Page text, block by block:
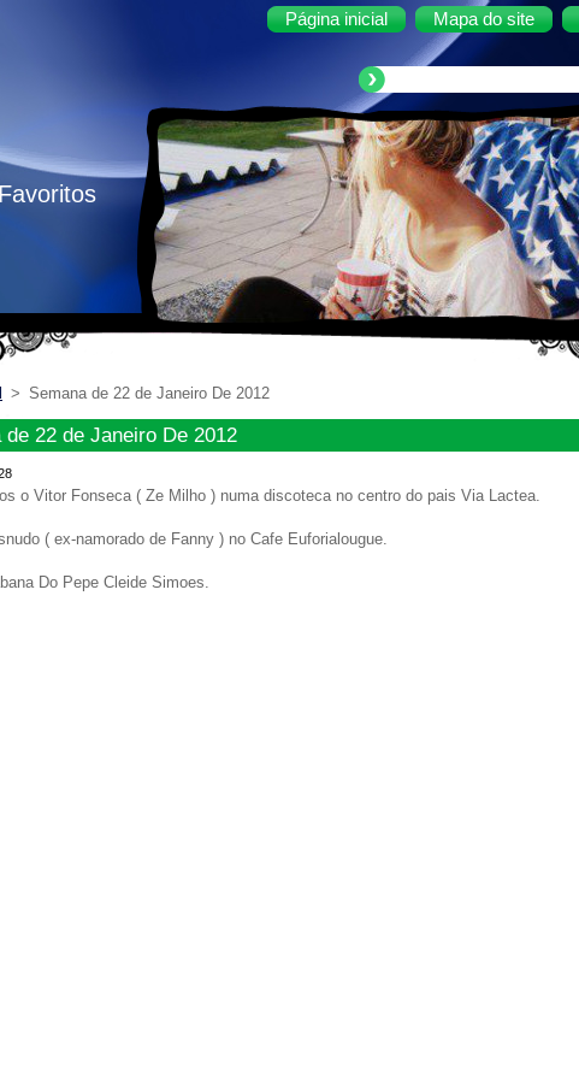
Página inicial Mapa do site
> Semana de 22 de Janeiro De 2012
de 22 de Janeiro De 2012
o Vitor Fonseca ( Ze Milho ) numa discoteca no centro do pais Via Lactea.
( ex-namorado de Fanny ) no Cafe Euforialougue.
Do Pepe Cleide Simoes.